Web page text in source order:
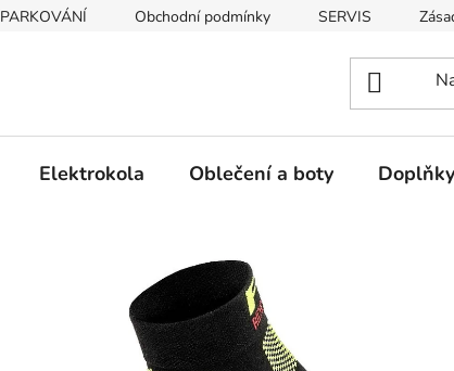
PARKOVÁNÍ Obchodní podmínky SERVIS
Elektrokola Oblečení a boty Doplňky